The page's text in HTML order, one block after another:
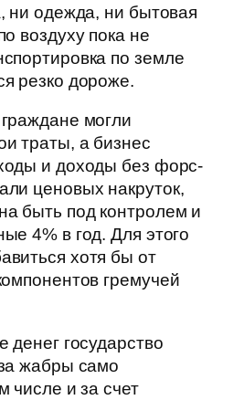
ни одежда, ни бытовая
воздуху пока не
по земле
резко дороже.
могли
траты, а бизнес
и доходы без форс-
ценовых накруток,
быть под контролем и
4% в год. Для этого
хотя бы от
гремучей
денег государство
жабры само
числе и за счет